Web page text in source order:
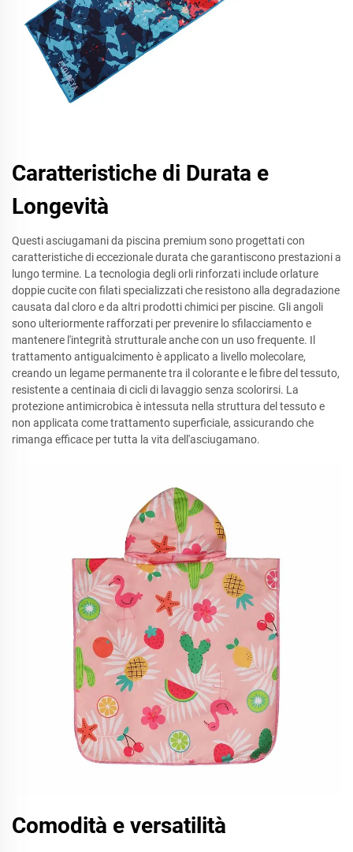
Caratteristiche di Durata e
Longevità
Questi asciugamani da piscina premium sono progettati con
caratteristiche di eccezionale durata che garantiscono prestazioni a
lungo termine. La tecnologia degli orli rinforzati include orlature
doppie cucite con filati specializzati che resistono alla degradazione
causata dal cloro e da altri prodotti chimici per piscine. Gli angoli
sono ulteriormente rafforzati per prevenire lo sfilacciamento e
mantenere l'integrità strutturale anche con un uso frequente. Il
trattamento antigualcimento è applicato a livello molecolare,
creando un legame permanente tra il colorante e le fibre del tessuto,
resistente a centinaia di cicli di lavaggio senza scolorirsi. La
protezione antimicrobica è intessuta nella struttura del tessuto e
non applicata come trattamento superficiale, assicurando che
rimanga efficace per tutta la vita dell'asciugamano.
Comodità e versatilità